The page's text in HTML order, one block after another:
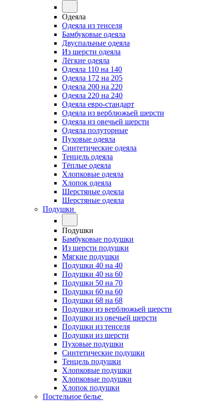
Одеяла
Одеяла из тенселя
Бамбуковые одеяла
Двуспальные одеяла
Из шерсти одеяла
Лёгкие одеяла
Одеяла 110 на 140
Одеяла 172 на 205
Одеяла 200 на 220
Одеяла 220 на 240
Одеяла евро-стандарт
Одеяла из верблюжьей шерсти
Одеяла из овечьей шерсти
Одеяла полуторные
Пуховые одеяла
Синтетические одеяла
Тенцель одеяла
Тёплые одеяла
Хлопковые одеяла
Хлопок одеяла
Шерстяные одеяла
Шерстяные одеяла
Подушки
Подушки
Бамбуковые подушки
Из шерсти подушки
Мягкие подушки
Подушки 40 на 40
Подушки 40 на 60
Подушки 50 на 70
Подушки 60 на 60
Подушки 68 на 68
Подушки из верблюжьей шерсти
Подушки из овечьей шерсти
Подушки из тенселя
Подушки из шерсти
Пуховые подушки
Синтетические подушки
Тенцель подушки
Хлопковые подушки
Хлопковые подушки
Хлопок подушки
Постельное белье